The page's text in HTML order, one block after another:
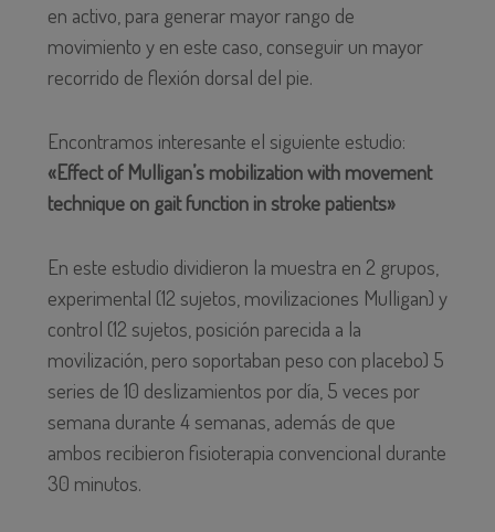
en activo, para generar mayor rango de
movimiento y en este caso, conseguir un mayor
recorrido de flexión dorsal del pie.
Encontramos interesante el siguiente estudio:
«Effect of Mulligan’s mobilization with movement
technique on gait function in stroke patients»
En este estudio dividieron la muestra en 2 grupos,
experimental (12 sujetos, movilizaciones Mulligan) y
control (12 sujetos, posición parecida a la
movilización, pero soportaban peso con placebo) 5
series de 10 deslizamientos por día, 5 veces por
semana durante 4 semanas, además de que
ambos recibieron fisioterapia convencional durante
30 minutos.